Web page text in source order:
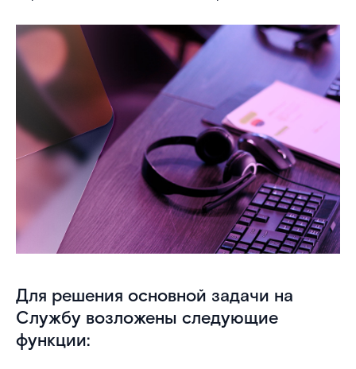
Для решения основной задачи на
Службу возложены следующие
функции: